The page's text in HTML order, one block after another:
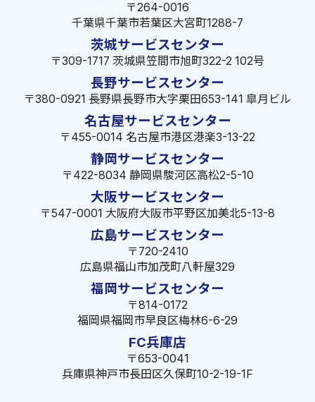
〒264-0016
千葉県千葉市若葉区大宮町1288-7
茨城サービスセンター
〒309-1717 茨城県笠間市旭町322-2 102号
長野サービスセンター
〒380-0921 長野県長野市大字栗田653-141 皐月ビル
名古屋サービスセンター
〒455-0014 名古屋市港区港楽3-13-22
静岡サービスセンター
〒422-8034 静岡県駿河区高松2-5-10
大阪サービスセンター
〒547-0001 大阪府大阪市平野区加美北5-13-8
広島サービスセンター
〒720-2410
広島県福山市加茂町八軒屋329
福岡サービスセンター
〒814-0172
福岡県福岡市早良区梅林6-6-29
FC兵庫店
〒653-0041
兵庫県神戸市長田区久保町10-2-19-1F